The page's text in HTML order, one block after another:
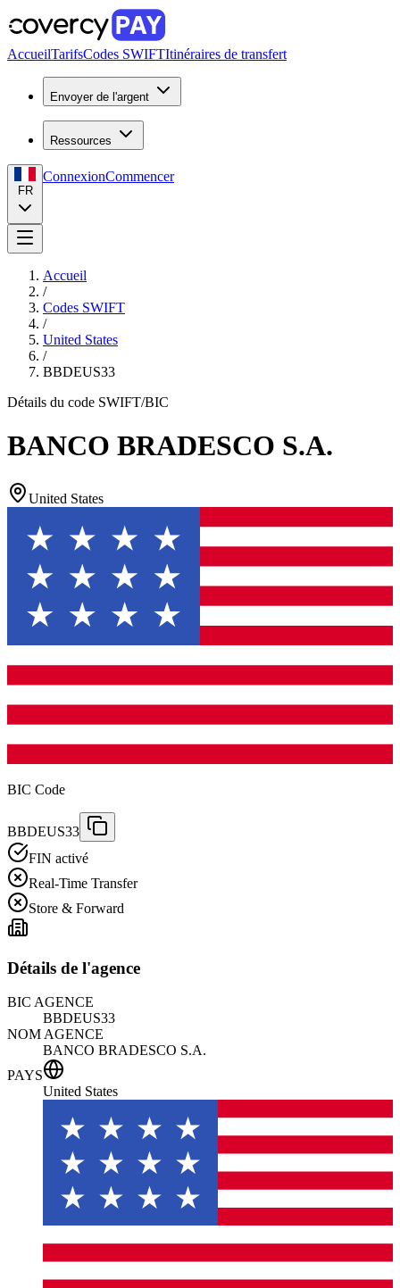
AccueilTarifsCodes SWIFTItinéraires de transfert
Envoyer de l'argent
Ressources
FR
ConnexionCommencer
Accueil
/
Codes SWIFT
/
United States
/
BBDEUS33
Détails du code SWIFT/BIC
BANCO BRADESCO S.A.
United States
BIC Code
BBDEUS33
FIN activé
Real-Time Transfer
Store & Forward
Détails de l'agence
BIC AGENCE
BBDEUS33
NOM AGENCE
BANCO BRADESCO S.A.
PAYS
United States